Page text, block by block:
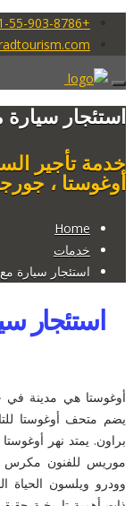
+971-55-903-8786
استئجار
خدمة تأجير
أوغوستا ،
Home
خدمات
استئجار سيارة
استئجار
أوغوستا هي مدينة في
يضم متحف أوغوستا
براون. يمتد نهر
موريس للفنون مكرس
وودرو ويلسون الحياة